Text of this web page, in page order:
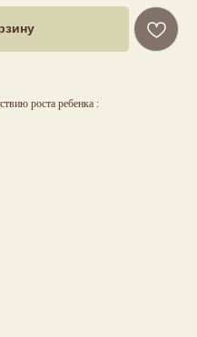
роста ребенка :